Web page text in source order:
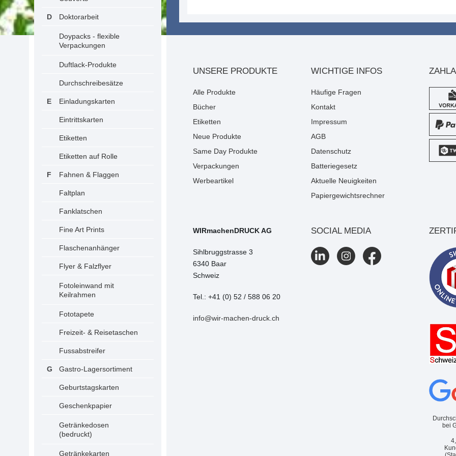
Doktorarbeit
Doypacks - flexible
Verpackungen
Duftlack-Produkte
Durchschreibesätze
Einladungskarten
Eintrittskarten
Etiketten
Etiketten auf Rolle
Fahnen & Flaggen
Faltplan
Fanklatschen
Fine Art Prints
Flaschenanhänger
Flyer & Falzflyer
Fotoleinwand mit
Keilrahmen
Fototapete
Freizeit- & Reisetaschen
Fussabstreifer
Gastro-Lagersortiment
Geburtstagskarten
Geschenkpapier
Getränkedosen
(bedruckt)
Getränkekarten
UNSERE PRODUKTE
Alle Produkte
Bücher
Etiketten
Neue Produkte
Same Day Produkte
Verpackungen
Werbeartikel
WICHTIGE INFOS
Häufige Fragen
Kontakt
Impressum
AGB
Datenschutz
Batteriegesetz
Aktuelle Neuigkeiten
Papiergewichtsrechner
WIRmachenDRUCK AG
Sihlbruggstrasse 3
6340 Baar
Schweiz
Tel.: +41 (0) 52 / 588 06 20
info@wir-machen-druck.ch
SOCIAL MEDIA
bei